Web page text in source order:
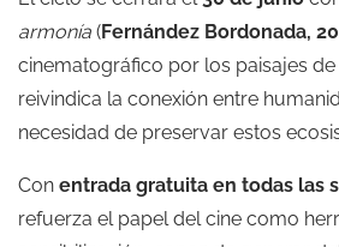
armonía (Fernández Bordonada,
cinematográfico por los paisajes
reivindica la conexión entre
necesidad de preservar estos
Con entrada gratuita en todas las
refuerza el papel del cine como